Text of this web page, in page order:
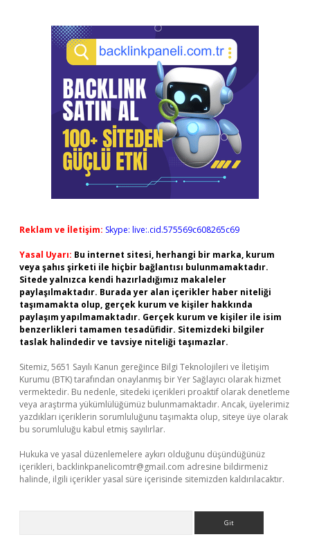
Reklam ve İletişim: Skype: live:.cid.575569c608265c69
Yasal Uyarı: Bu internet sitesi, herhangi bir marka, kurum
veya şahıs şirketi ile hiçbir bağlantısı bulunmamaktadır.
Sitede yalnızca kendi hazırladığımız makaleler
paylaşılmaktadır. Burada yer alan içerikler haber niteliği
taşımamakta olup, gerçek kurum ve kişiler hakkında
paylaşım yapılmamaktadır. Gerçek kurum ve kişiler ile isim
benzerlikleri tamamen tesadüfidir. Sitemizdeki bilgiler
taslak halindedir ve tavsiye niteliği taşımazlar.
Sitemiz, 5651 Sayılı Kanun gereğince Bilgi Teknolojileri ve İletişim
Kurumu (BTK) tarafından onaylanmış bir Yer Sağlayıcı olarak hizmet
vermektedir. Bu nedenle, sitedeki içerikleri proaktif olarak denetleme
veya araştırma yükümlülüğümüz bulunmamaktadır. Ancak, üyelerimiz
yazdıkları içeriklerin sorumluluğunu taşımakta olup, siteye üye olarak
bu sorumluluğu kabul etmiş sayılırlar.
Hukuka ve yasal düzenlemelere aykırı olduğunu düşündüğünüz
içerikleri, backlinkpanelicomtr@gmail.com adresine bildirmeniz
halinde, ilgili içerikler yasal süre içerisinde sitemizden kaldırılacaktır.